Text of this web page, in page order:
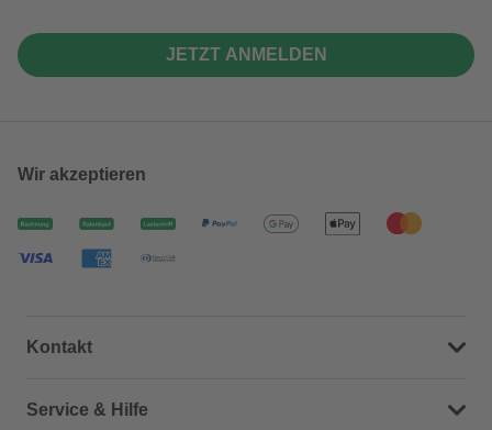
JETZT ANMELDEN
Wir akzeptieren
Kontakt
Dein Kontakt zu uns
Service & Hilfe